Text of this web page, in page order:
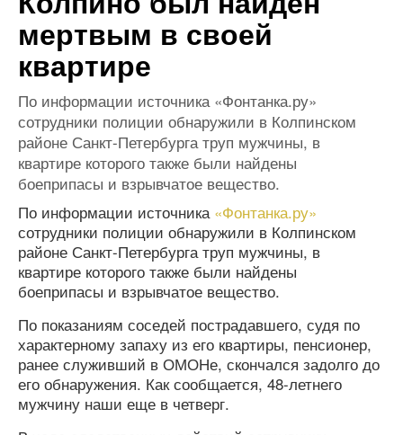
мертвым в своей
квартире
По информации источника «Фонтанка.ру»
сотрудники полиции обнаружили в Колпинском
районе Санкт-Петербурга труп мужчины, в
квартире которого также были найдены
боеприпасы и взрывчатое вещество.
По информации источника «Фонтанка.ру»
сотрудники полиции обнаружили в Колпинском
районе Санкт-Петербурга труп мужчины, в
квартире которого также были найдены
боеприпасы и взрывчатое вещество.
По показаниям соседей пострадавшего, судя по
характерному запаху из его квартиры, пенсионер,
ранее служивший в ОМОНе, скончался задолго до
его обнаружения. Как сообщается, 48-летнего
мужчину наши еще в четверг.